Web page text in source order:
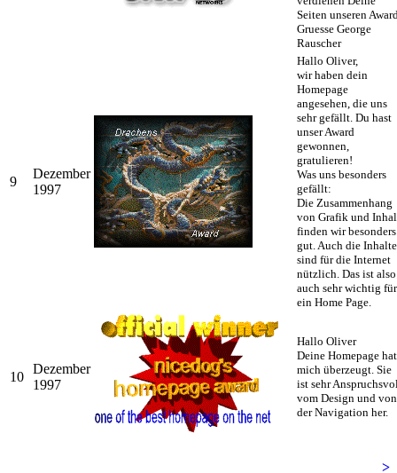
Seiten unseren
Gruesse George
Rauscher
9
Dezember
1997
Hallo Oliver,
wir haben dein
Homepage
angesehen, die uns
sehr gefällt. Du hast
unser Award
gewonnen,
gratulieren!
Was uns besonders
gefällt:
Die Zusammenhang
von Grafik und
finden wir besonders
gut. Auch die Inhalte
sind für die Internet
nützlich. Das ist also
auch sehr wichtig für
ein Home Page.
10
Dezember
1997
Hallo Oliver
Deine Homepage hat
mich überzeugt. Sie
ist sehr
vom Design und von
der Navigation her.
>